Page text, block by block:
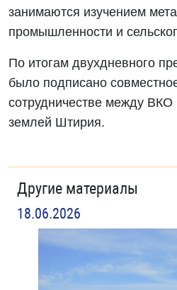
занимаются изучением
промышленности и
По итогам двухдневного
было подписано
сотрудничестве между
землей Штирия.
Другие материалы
18.06.2026